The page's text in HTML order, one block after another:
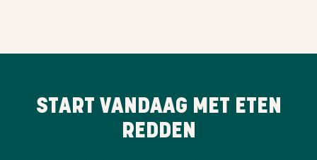
START VANDAAG MET ETEN
REDDEN